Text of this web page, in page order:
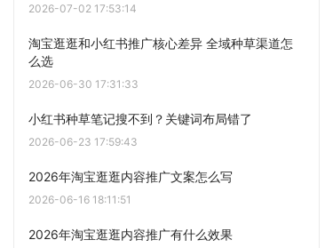
2026-07-02 17:53:14
淘宝逛逛和小红书推广核心差异 全域种草渠道怎
么选
2026-06-30 17:31:33
小红书种草笔记搜不到？关键词布局错了
2026-06-23 17:59:43
2026年淘宝逛逛内容推广文案怎么写
2026-06-16 18:11:51
2026年淘宝逛逛内容推广有什么效果